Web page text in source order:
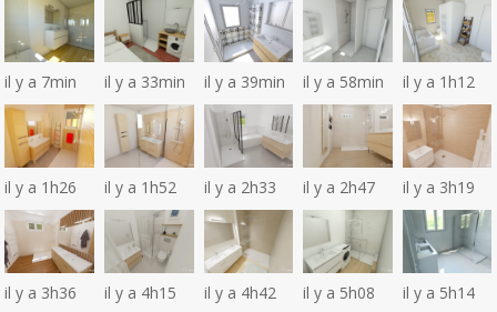
il y a 7min il y a 33min il y a 39min il y a 58min il y a 1h12
il y a 1h26 il y a 1h52 il y a 2h33 il y a 2h47 il y a 3h19
il y a 3h36 il y a 4h15 il y a 4h42 il y a 5h08 il y a 5h14